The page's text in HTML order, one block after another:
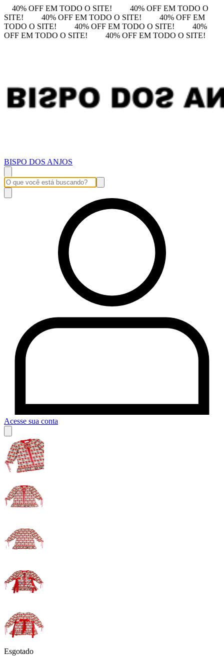
40% OFF EM TODO O SITE!
40% OFF EM TODO O
SITE!
40% OFF EM TODO O SITE!
40% OFF EM
TODO O SITE!
40% OFF EM TODO O SITE!
40%
OFF EM TODO O SITE!
40% OFF EM TODO O SITE!
BISPO DOS ANJOS
Acesse sua conta
Esgotado